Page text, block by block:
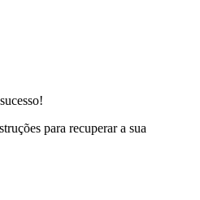
para recuperar a sua